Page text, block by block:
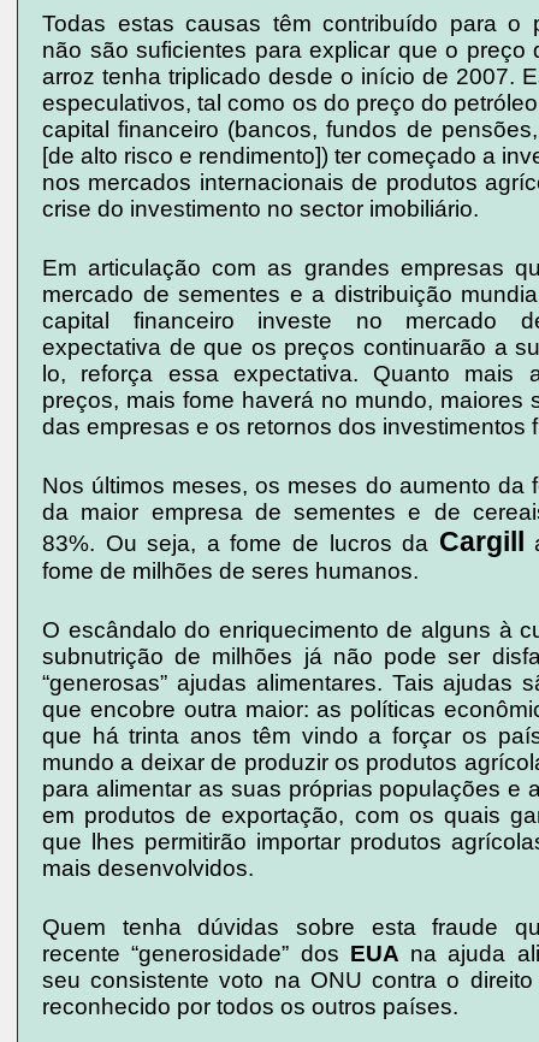
Todas estas causas têm contribuído para o
não são suficientes para explicar que o preço
arroz tenha triplicado desde o início de 2007.
especulativos, tal como os do preço do
capital financeiro (bancos, fundos de
[de alto risco e rendimento]) ter começado a
nos mercados internacionais de produtos
crise do investimento no sector imobiliário.
Em articulação com as grandes empresas
mercado de sementes e a distribuição
capital financeiro investe no mercado
expectativa de que os preços continuarão a
lo, reforça essa expectativa. Quanto mais
preços, mais fome haverá no mundo, maiores
das empresas e os retornos dos investimentos
Nos últimos meses, os meses do aumento da
da maior empresa de sementes e de
83%. Ou seja, a fome de lucros da Cargill
fome de milhões de seres humanos.
O escândalo do enriquecimento de alguns à
subnutrição de milhões já não pode ser
“generosas” ajudas alimentares. Tais ajudas
que encobre outra maior: as políticas
que há trinta anos têm vindo a forçar os
mundo a deixar de produzir os produtos
para alimentar as suas próprias populações e
em produtos de exportação, com os quais
que lhes permitirão importar produtos
mais desenvolvidos.
Quem tenha dúvidas sobre esta fraude
recente “generosidade” dos EUA na ajuda
seu consistente voto na ONU contra o
reconhecido por todos os outros países.